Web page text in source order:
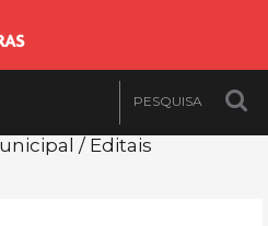
/ Editais